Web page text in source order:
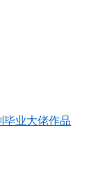
毕业大佬作品